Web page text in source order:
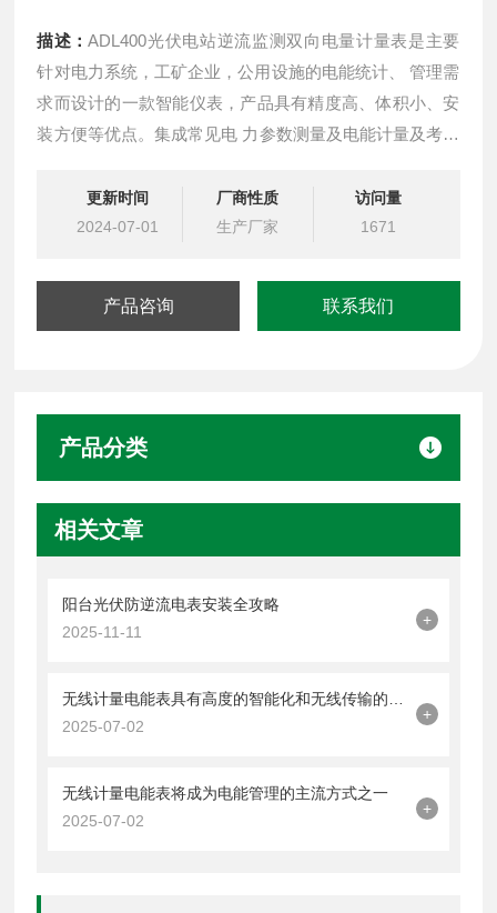
描述：ADL400光伏电站逆流监测双向电量计量表是主要
针对电力系统，工矿企业，公用设施的电能统计、 管理需
求而设计的一款智能仪表，产品具有精度高、体积小、安
装方便等优点。集成常见电 力参数测量及电能计量及考核
次谐 波与总谐波含量检测。带有 RS485 通信接口，可选
用 MODBUS-RTU 或 DL/T645 协议。
更新时间
2024-07-01
厂商性质
生产厂家
访问量
1671
产品咨询 联系我们
产品分类
相关文章
阳台光伏防逆流电表安装全攻略
2025-11-11
+
2025-07-02
+
无线计量电能表将成为电能管理的主流方式之一
2025-07-02
+